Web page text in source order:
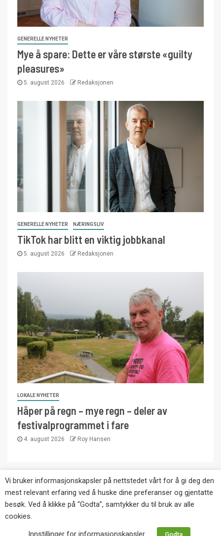
GENERELLE NYHETER
Mye å spare: Dette er våre største «guilty
pleasures»
5. august 2026 Redaksjonen
GENERELLE NYHETER NÆRINGSLIV
TikTok har blitt en viktig jobbkanal
5. august 2026 Redaksjonen
LOKALE NYHETER
Håper på regn – mye regn – deler av
festivalprogrammet i fare
4. august 2026 Roy Hansen
Copyright © Eikernytt.no utgis av Roy’s
Pressetjeneste. Kopiering av tekst, bilder og
annonser er ikke tillatt uten etter avtale med utgiver.
Vi bruker informasjonskapsler på nettstedet vårt for å gi deg den
mest relevant erfaring ved å huske dine preferanser og gjentatte
besøk. Ved å klikke på “Godta”, samtykker du til bruk av alle
cookies.
Innstillinger for informasjonskapsler
Godta